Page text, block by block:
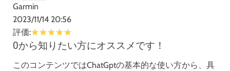
Garmin
2023/11/14 20:56
評価:
0から知りたい方にオススメです！
このコンテンツではChatGptの基本的な使い方から、具